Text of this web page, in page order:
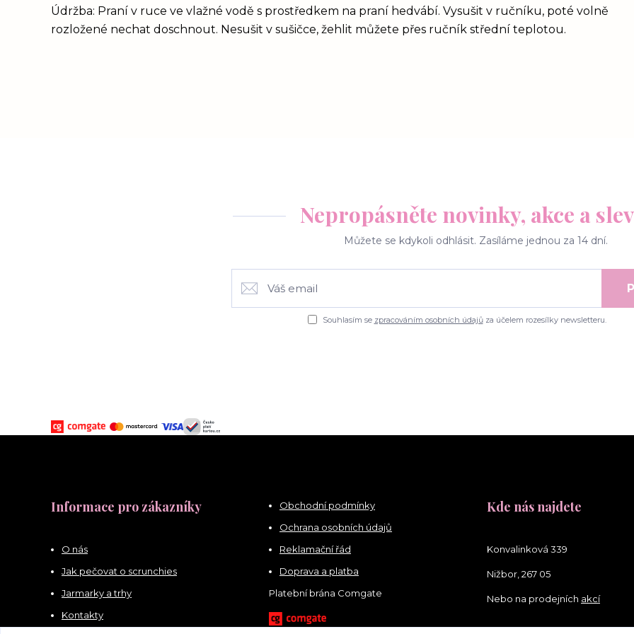
Údržba: Praní v ruce ve vlažné vodě s prostředkem na praní hedvábí. Vysušit v ručníku, poté volně
rozložené nechat doschnout. Nesušit v sušičce, žehlit můžete přes ručník střední teplotou.
Nepropásněte novinky, akce a
Můžete se kdykoli odhlásit. Zasíláme jednou za 14 dní.
Souhlasím se zpracováním osobních údajůza účelem rozesílky newsletteru.
Informace pro zákazníky
O nás
Jak pečovat o scrunchies
Jarmarky a trhy
Kontakty
Obchodní podmínky
Ochrana osobních údajů
Reklamační řád
Doprava a platba
Platební brána Comgate
Kde nás najdete
Konvalinková 339
Nižbor, 267 05
Nebo na prodejních akcí